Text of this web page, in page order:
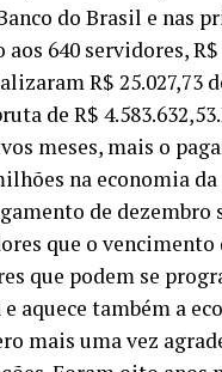
do Brasil e nas
640 servidores,
R$ 25.027,73
de R$
meses, mais o
na economia
de
que o
que podem se
aquece também a
mais uma vez